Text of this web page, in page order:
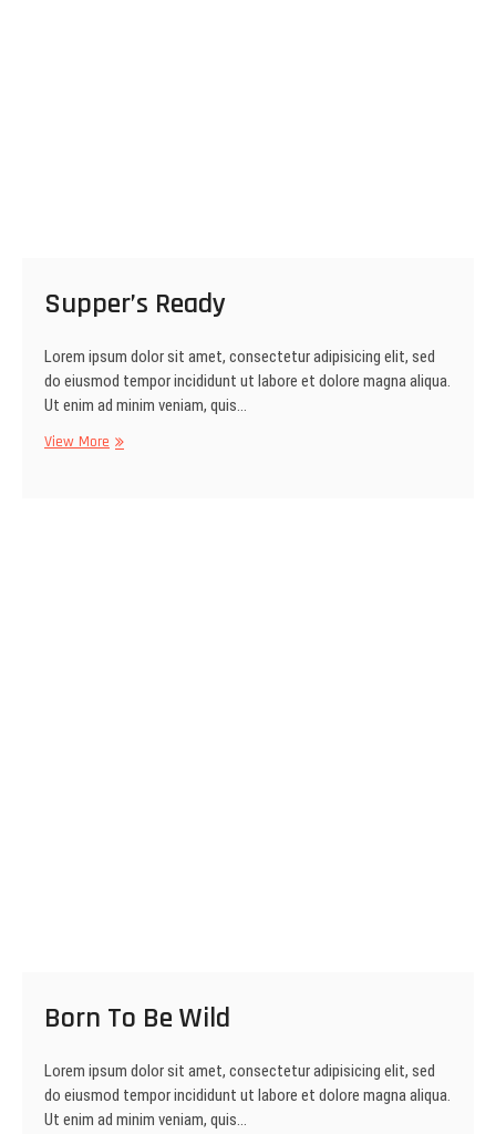
Supper’s Ready
Lorem ipsum dolor sit amet, consectetur adipisicing elit, sed
do eiusmod tempor incididunt ut labore et dolore magna aliqua.
Ut enim ad minim veniam, quis…
View More Supper’s
Born To Be Wild
Lorem ipsum dolor sit amet, consectetur adipisicing elit, sed
do eiusmod tempor incididunt ut labore et dolore magna aliqua.
Ut enim ad minim veniam, quis…